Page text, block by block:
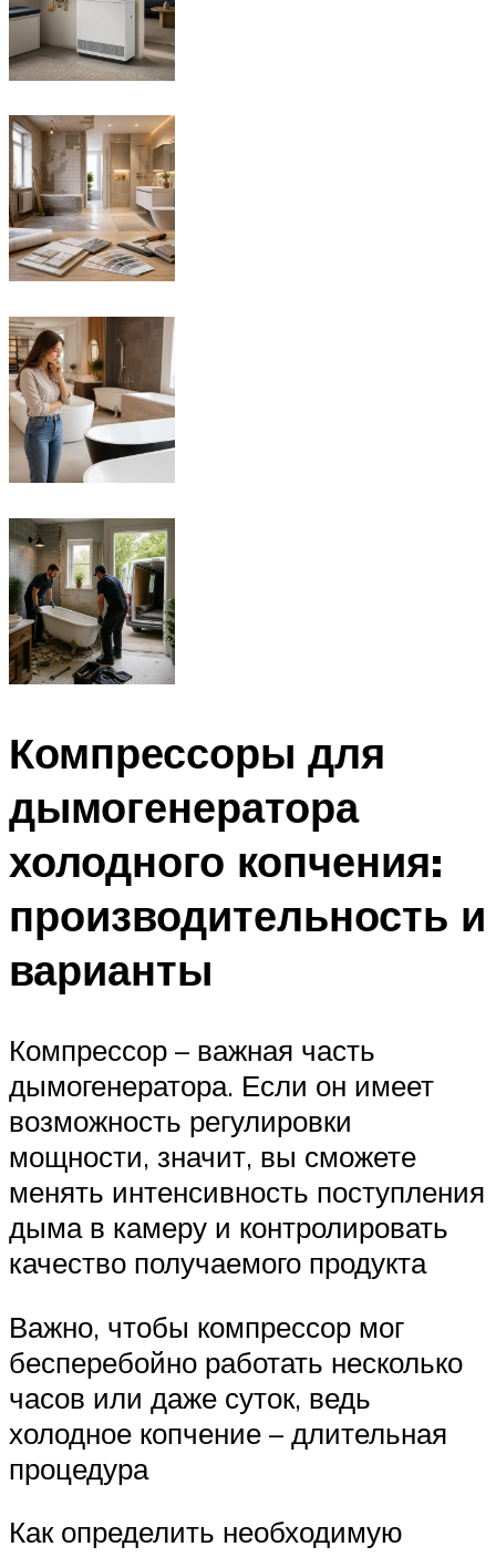
Компрессоры для
дымогенератора
холодного копчения:
производительность и
варианты
Компрессор – важная часть
дымогенератора. Если он имеет
возможность регулировки
мощности, значит, вы сможете
менять интенсивность поступления
дыма в камеру и контролировать
качество получаемого продукта
Важно, чтобы компрессор мог
бесперебойно работать несколько
часов или даже суток, ведь
холодное копчение – длительная
процедура
Как определить необходимую